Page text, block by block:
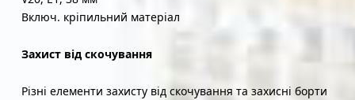
Включ. кріпильний матеріал
Захист від скочування
Різні елементи захисту від скочування та захисні борти